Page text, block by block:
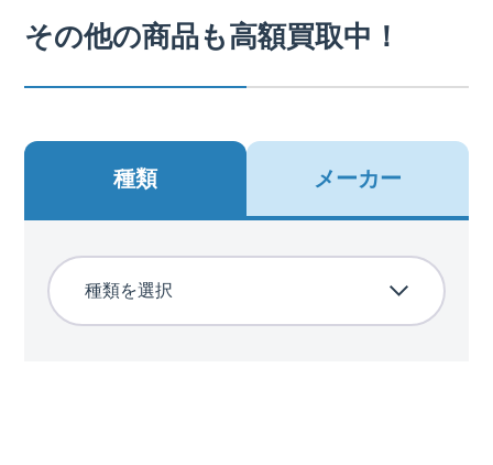
その他の商品も高額買取中！
種類 メーカー